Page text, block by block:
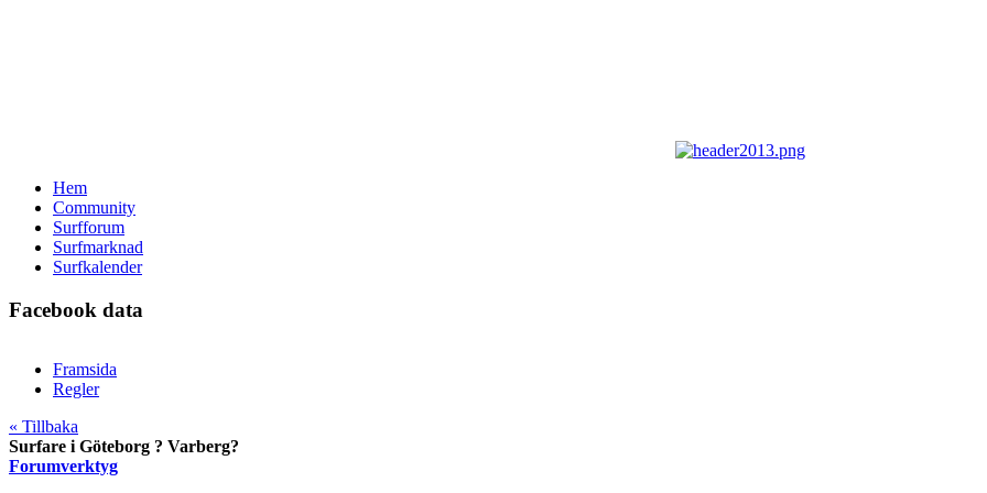
Hem
Community
Surfforum
Surfmarknad
Surfkalender
Facebook data
Framsida
Regler
« Tillbaka
Surfare i Göteborg ? Varberg?
Forumverktyg